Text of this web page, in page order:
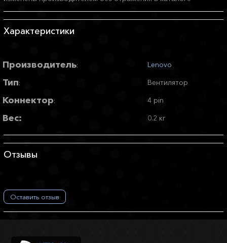
Характеристики
Производитель: Lenovo
Тип: Вентилятор
Коннектор: 4 pin
Вес: 0.2 кг
Отзывы
Оставить отзыв